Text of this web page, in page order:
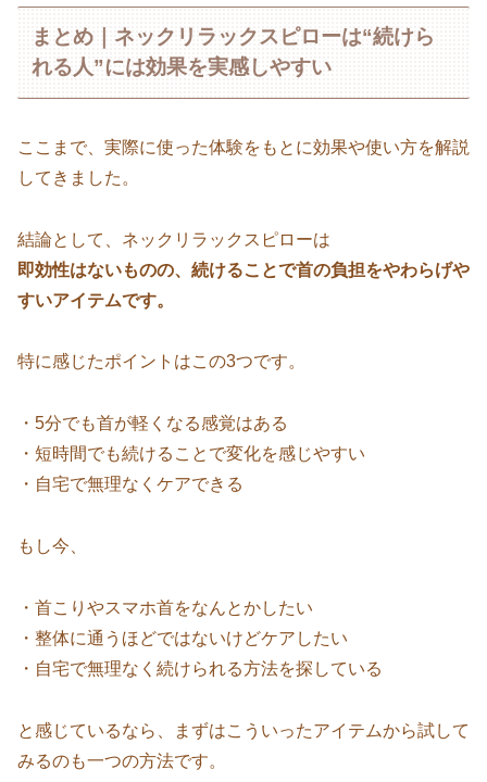
まとめ｜ネックリラックスピローは“続けら
れる人”には効果を実感しやすい
ここまで、実際に使った体験をもとに効果や使い方を解説
してきました。
結論として、ネックリラックスピローは
即効性はないものの、続けることで首の負担をやわらげや
すいアイテムです。
特に感じたポイントはこの3つです。
・5分でも首が軽くなる感覚はある
・短時間でも続けることで変化を感じやすい
・自宅で無理なくケアできる
もし今、
・首こりやスマホ首をなんとかしたい
・整体に通うほどではないけどケアしたい
・自宅で無理なく続けられる方法を探している
と感じているなら、まずはこういったアイテムから試して
みるのも一つの方法です。